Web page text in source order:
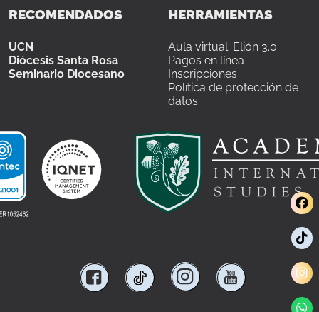
RECOMENDADOS
UCN
Diócesis Santa Rosa
Seminario Diocesano
HERRAMIENTAS
Aula virtual: Elión 3.0
Pagos en línea
Inscripciones
Política de protección de
datos